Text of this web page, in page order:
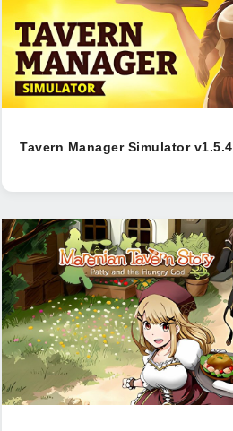
Tavern Manager Simulator v1.5.4